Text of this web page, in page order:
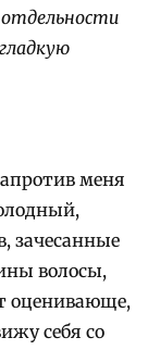
меня
зачесанные
волосы,
оценивающе,
себя со